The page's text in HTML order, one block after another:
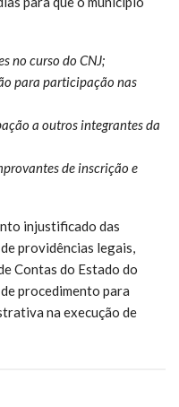
no curso do CNJ;
para participação nas
a outros integrantes da
de inscrição e
injustificado das
providências legais,
Contas do Estado do
procedimento para
na execução de